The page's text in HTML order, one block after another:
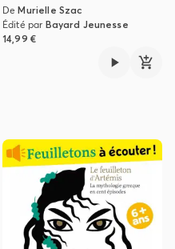
DeMurielle Szac
Édité par Bayard Jeunesse
14,99 €